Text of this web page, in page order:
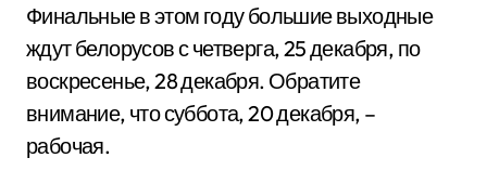
Финальные в этом году большие выходные
ждут белорусов с четверга, 25 декабря, по
воскресенье, 28 декабря. Обратите
внимание, что суббота, 20 декабря, –
рабочая.